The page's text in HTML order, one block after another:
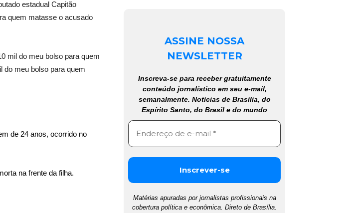
estadual Capitão
quem matasse o acusado
mil do meu bolso para quem
do meu bolso para quem
de 24 anos, ocorrido no
na frente da filha.
ASSINE NOSSA
NEWSLETTER
Inscreva-se para receber gratuitamente
conteúdo jornalístico em seu e-mail,
semanalmente. Notícias de Brasília, do
Espírito Santo, do Brasil e do mundo
Matérias apuradas por jornalistas profissionais na
cobertura política e econômica. Direto de Brasília.